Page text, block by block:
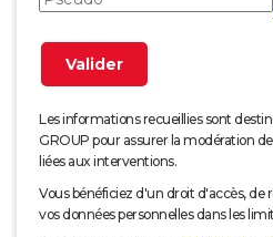
Les informations recueillies sont
GROUP pour assurer la modération
liées aux interventions.
Vous bénéficiez d'un droit d'accès,
vos données personnelles dans les